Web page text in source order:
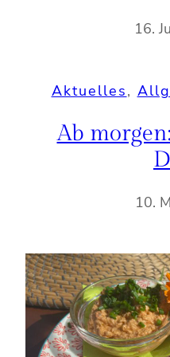
16.
Aktuelles,
Ab
10.